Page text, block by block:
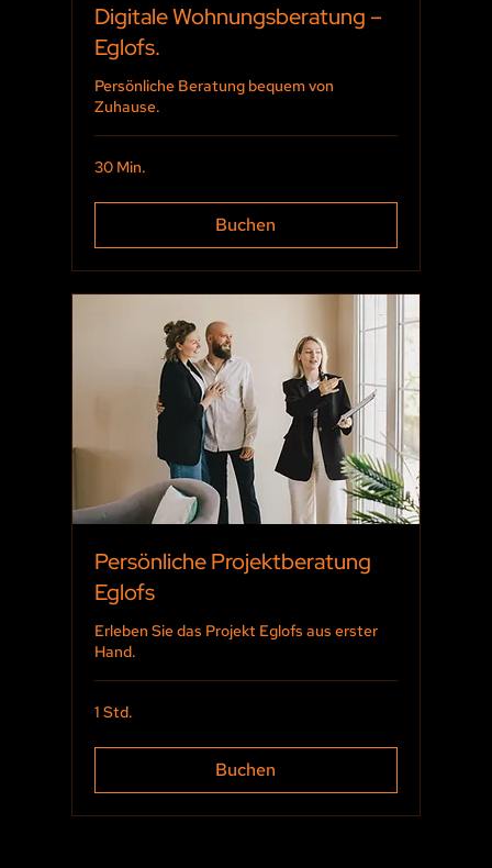
Digitale Wohnungsberatung –
Eglofs.
Persönliche Beratung bequem von
Zuhause.
30 Min.
Buchen
Persönliche Projektberatung
Eglofs
Erleben Sie das Projekt Eglofs aus erster
Hand.
1 Std.
Buchen